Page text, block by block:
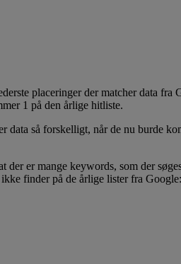
placeringer der matcher data
1 på den årlige hitliste.
data så forskelligt, når de nu burde
der er mange keywords, som der
finder på de årlige lister fra Google: